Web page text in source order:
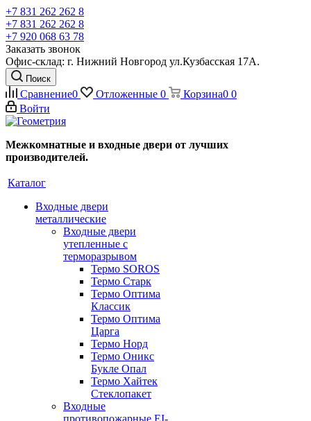
+7 831 262 262 8
+7 831 262 262 8
+7 920 068 63 78
Заказать звонок
Офис-склад: г. Нижний Новгород ул.Кузбасская 17А.
Поиск
Сравнение0 Отложенные 0 Корзина0 0
Войти
Межкомнатные и входные двери от лучших
производителей.
Каталог
Входные двери
металлические
Входные двери
утепленные с
терморазрывом
Термо SOROS
Термо Старк
Термо Оптима
Классик
Термо Оптима
Царга
Термо Норд
Термо Оникс
Букле Опал
Термо Хайтек
Стеклопакет
Входные
противопожарные EI-